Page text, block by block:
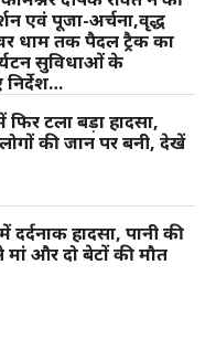
एवं पूजा-अर्चना,वृद्ध
धाम तक पैदल ट्रैक का
सुविधाओं के
फिर टला बड़ा हादसा,
की जान पर बनी, देखें
में दर्दनाक हादसा, पानी की
और दो बेटों की मौत